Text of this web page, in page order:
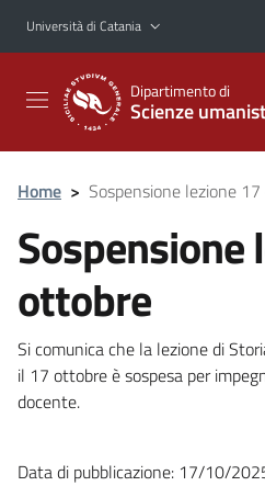
Vai al contenuto principale
Vai al menu di navigazione
Università di Catania
Dipartimento di
Scienze
Home > Sospensione lezione
Sospensione
ottobre
Si comunica che la lezione di
il 17 ottobre è sospesa per
docente.
Data di pubblicazione: 17/10/